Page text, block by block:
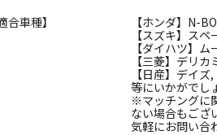
合車種】
【ホンダ】N-
【スズキ】ス
【ダイハツ】
【三菱】デリカ
【日産】デイズ
等にいかがでし
※マッチングに
ない場合もござ
気軽にお問い合